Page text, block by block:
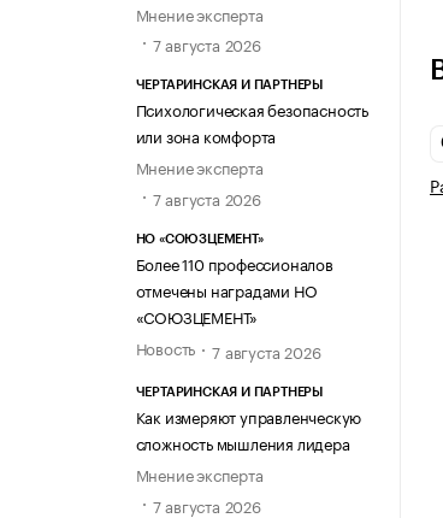
Мнение эксперта
7 августа 2026
ЧЕРТАРИНСКАЯ И ПАРТНЕРЫ
Психологическая безопасность
или зона комфорта
Мнение эксперта
7 августа 2026
НО «СОЮЗЦЕМЕНТ»
Более 110 профессионалов
отмечены наградами НО
«СОЮЗЦЕМЕНТ»
Новость
7 августа 2026
ЧЕРТАРИНСКАЯ И ПАРТНЕРЫ
Как измеряют управленческую
сложность мышления лидера
Мнение эксперта
7 августа 2026